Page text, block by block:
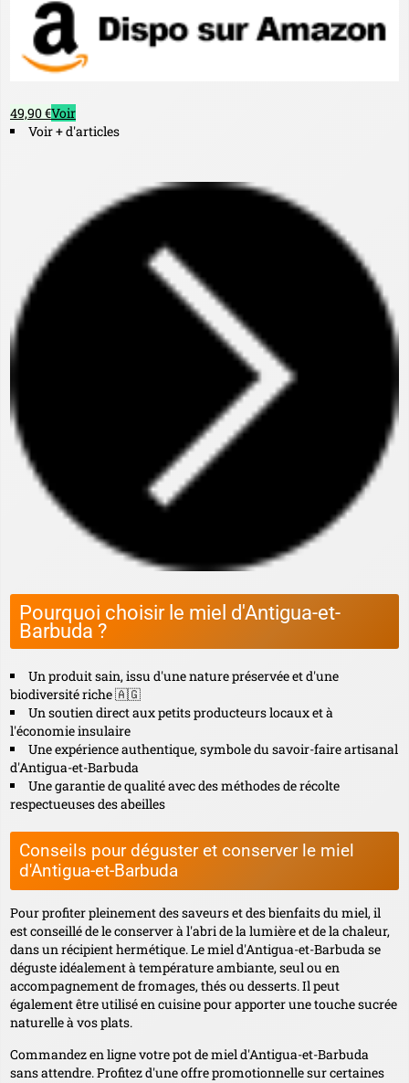
49,90 €Voir
Voir + d'articles
Pourquoi choisir le miel d'Antigua-et-
Barbuda ?
Un produit sain, issu d'une nature préservée et d'une
biodiversité riche 🇦🇬
Un soutien direct aux petits producteurs locaux et à
l'économie insulaire
Une expérience authentique, symbole du savoir-faire artisanal
d'Antigua-et-Barbuda
Une garantie de qualité avec des méthodes de récolte
respectueuses des abeilles
Conseils pour déguster et conserver le miel
d'Antigua-et-Barbuda
Pour profiter pleinement des saveurs et des bienfaits du miel, il
est conseillé de le conserver à l'abri de la lumière et de la chaleur,
dans un récipient hermétique. Le miel d'Antigua-et-Barbuda se
déguste idéalement à température ambiante, seul ou en
accompagnement de fromages, thés ou desserts. Il peut
également être utilisé en cuisine pour apporter une touche sucrée
naturelle à vos plats.
Commandez en lignevotre pot de miel d'Antigua-et-Barbuda
sans attendre. Profitez d'une offre promotionnelle sur certaines